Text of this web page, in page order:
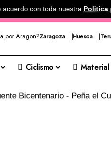
acuerdo con toda nuestra Politica
por Aragon?Zaragoza Huesca
Ciclismo Material